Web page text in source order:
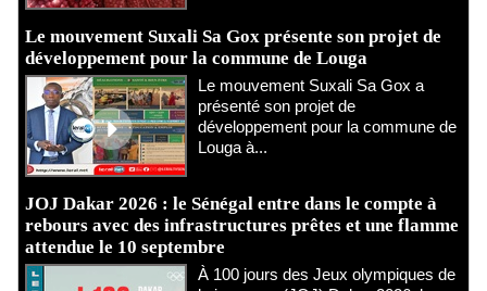
Le mouvement Suxali Sa Gox présente son projet de
développement pour la commune de Louga
Le mouvement Suxali Sa Gox a
présenté son projet de
développement pour la commune de
Louga à...
JOJ Dakar 2026 : le Sénégal entre dans le compte à
rebours avec des infrastructures prêtes et une flamme
attendue le 10 septembre
À 100 jours des Jeux olympiques de